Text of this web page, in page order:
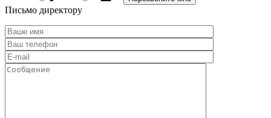
Письмо директору